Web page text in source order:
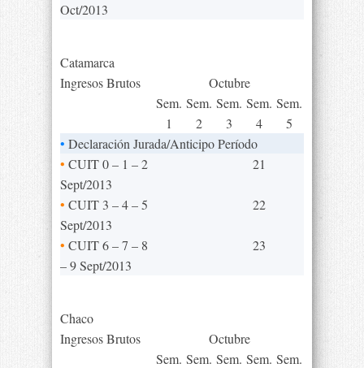
Oct/2013
Catamarca
Ingresos Brutos
Octubre
Sem.
1
Sem.
2
Sem.
3
Sem.
4
Sem.
5
• Declaración Jurada/Anticipo Período
• CUIT 0 – 1 – 2
Sept/2013
21
• CUIT 3 – 4 – 5
Sept/2013
22
• CUIT 6 – 7 – 8
– 9 Sept/2013
23
Chaco
Ingresos Brutos
Octubre
Sem. Sem. Sem. Sem. Sem.